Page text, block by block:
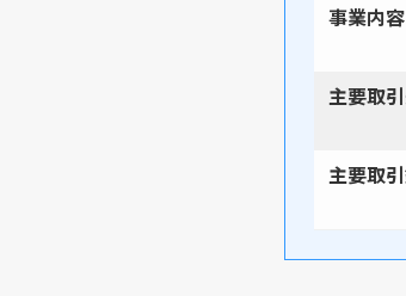
事業内容
主要取
主要取